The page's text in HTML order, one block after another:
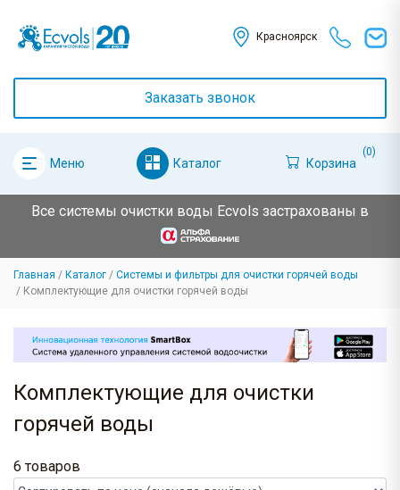
Красноярск
Заказать звонок
Меню Каталог Корзина
(0)
Все системы очистки воды Ecvols застрахованы в
Главная Каталог
Системы и фильтры для очистки горячей воды
Комплектующие для очистки горячей воды
Комплектующие для очистки
горячей воды
6 товаров